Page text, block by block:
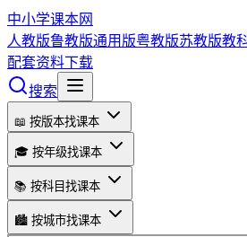
中小学课本网
人教版鲁教版通用版粤教版苏教版教
配套资料下载
搜索
📖 按版本找课本
🎓 按年级找课本
📚 按科目找课本
🏙️ 按城市找课本